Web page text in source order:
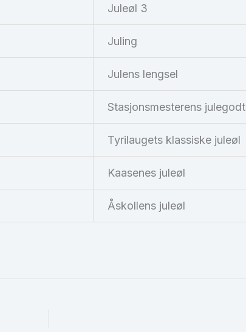
Juleøl 3
Juling
Julens lengsel
Stasjonsmesterens julegodt
Tyrilaugets klassiske juleøl
Kaasenes juleøl
Åskollens juleøl